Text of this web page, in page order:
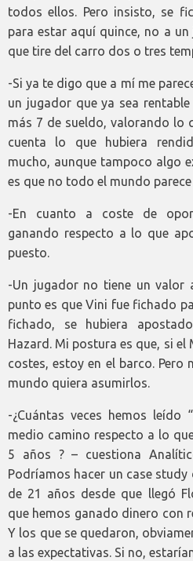
todos ellos. Pero insisto, se
para estar aquí quince, no a
que tire del carro dos o tres
-Si ya te digo que a mí me
un jugador que ya sea
más 7 de sueldo, valorando lo
cuenta lo que hubiera
mucho, aunque tampoco algo
es que no todo el mundo parece
-En cuanto a coste de
ganando respecto a lo que
puesto.
-Un jugador no tiene un valor
punto es que Vini fue fichado
fichado, se hubiera
Hazard. Mi postura es que, si
costes, estoy en el barco. Pero
mundo quiera asumirlos.
-¿Cuántas veces hemos leído
medio camino respecto a lo
5 años ? – cuestiona
Podríamos hacer un case
de 21 años desde que llegó
que hemos ganado dinero con
Y los que se quedaron,
a las expectativas. Si no,